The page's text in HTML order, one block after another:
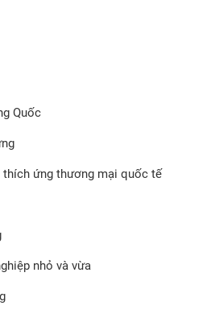
Quốc
ứng thương mại quốc tế
nhỏ và vừa